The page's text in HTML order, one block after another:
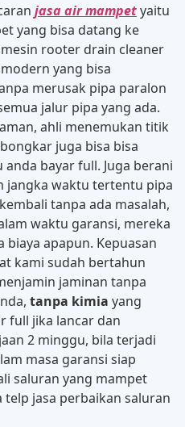
jasa air mampetyaitu
yang bisa datang ke
rooter drain cleaner
yang bisa
merusak pipa paralon
jalur pipa yang ada.
ahli menemukan titik
juga bisa bisa
bayar full. Juga berani
jangka waktu tertentu pipa
tanpa ada masalah,
waktu garansi, mereka
apapun. Kepuasan
kami sudah bertahun
jaminan tanpa
tanpa kimia yang
full jika lancar dan
2 minggu, bila terjadi
masa garansi siap
saluran yang mampet
telp jasa perbaikan saluran